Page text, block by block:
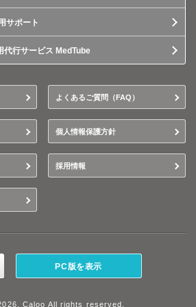
サポート
代行サービス MedTube
よくあるご質問（FAQ）
個人情報保護方針
採用情報
PC版を表示
Caloo All rights reserved.